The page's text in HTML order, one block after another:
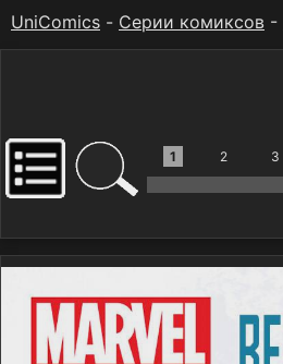
UniComics - Серии комиксов -
1 2 3